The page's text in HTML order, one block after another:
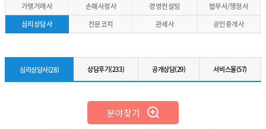
가맹거래사
손해사정사 경영컨설팅
법무사/행정사
심리상담사
전문코치 관세사 공인중개사
심리상담사(28) 상담후기(233) 공개상담(29) 서비스몰(57)
분야찾기